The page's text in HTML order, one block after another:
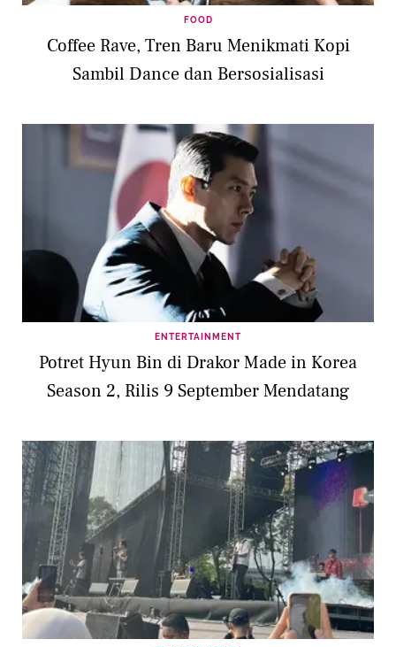
FOOD
Coffee Rave, Tren Baru Menikmati Kopi
Sambil Dance dan Bersosialisasi
ENTERTAINMENT
Potret Hyun Bin di Drakor Made in Korea
Season 2, Rilis 9 September Mendatang